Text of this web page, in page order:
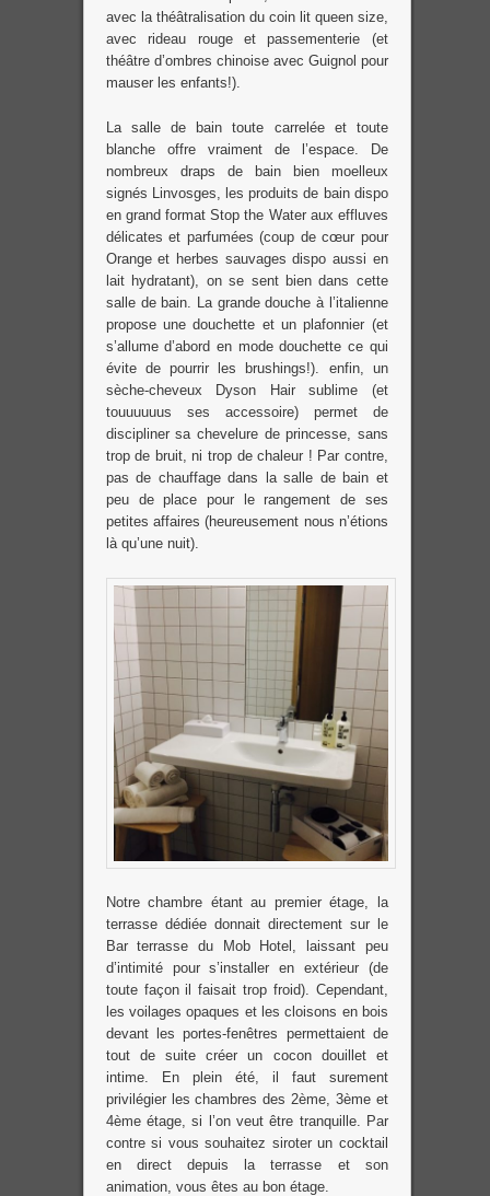
avec la théâtralisation du coin lit queen size,
avec rideau rouge et passementerie (et
théâtre d’ombres chinoise avec Guignol pour
mauser les enfants!).
La salle de bain toute carrelée et toute
blanche offre vraiment de l’espace. De
nombreux draps de bain bien moelleux
signés Linvosges, les produits de bain dispo
en grand format Stop the Water aux effluves
délicates et parfumées (coup de cœur pour
Orange et herbes sauvages dispo aussi en
lait hydratant), on se sent bien dans cette
salle de bain. La grande douche à l’italienne
propose une douchette et un plafonnier (et
s’allume d’abord en mode douchette ce qui
évite de pourrir les brushings!). enfin, un
sèche-cheveux Dyson Hair sublime (et
touuuuuus ses accessoire) permet de
discipliner sa chevelure de princesse, sans
trop de bruit, ni trop de chaleur ! Par contre,
pas de chauffage dans la salle de bain et
peu de place pour le rangement de ses
petites affaires (heureusement nous n’étions
là qu’une nuit).
Notre chambre étant au premier étage, la
terrasse dédiée donnait directement sur le
Bar terrasse du Mob Hotel, laissant peu
d’intimité pour s’installer en extérieur (de
toute façon il faisait trop froid). Cependant,
les voilages opaques et les cloisons en bois
devant les portes-fenêtres permettaient de
tout de suite créer un cocon douillet et
intime. En plein été, il faut surement
privilégier les chambres des 2ème, 3ème et
4ème étage, si l’on veut être tranquille. Par
contre si vous souhaitez siroter un cocktail
en direct depuis la terrasse et son
animation, vous êtes au bon étage.